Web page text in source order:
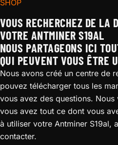
SHOP
VOUS RECHERCHEZ DE LA
VOTRE ANTMINER S19AL
NOUS PARTAGEONS ICI
QUI PEUVENT VOUS ÊTRE
Nous avons créé un centre de
pouvez télécharger tous les
vous avez des questions.
vous avez tout ce dont vous
à utiliser votre Antminer S19al,
contacter.